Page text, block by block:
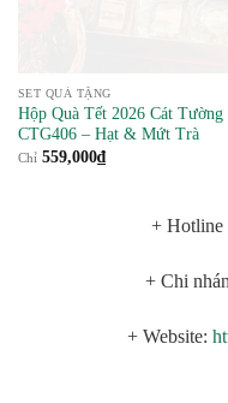
SET QUÀ TẶNG
Hộp Quà Tết 2026 Cát Tường
CTG406 – Hạt & Mứt Trà
Chỉ 559,000₫
+ Hotline
+ Chi
+ Website: